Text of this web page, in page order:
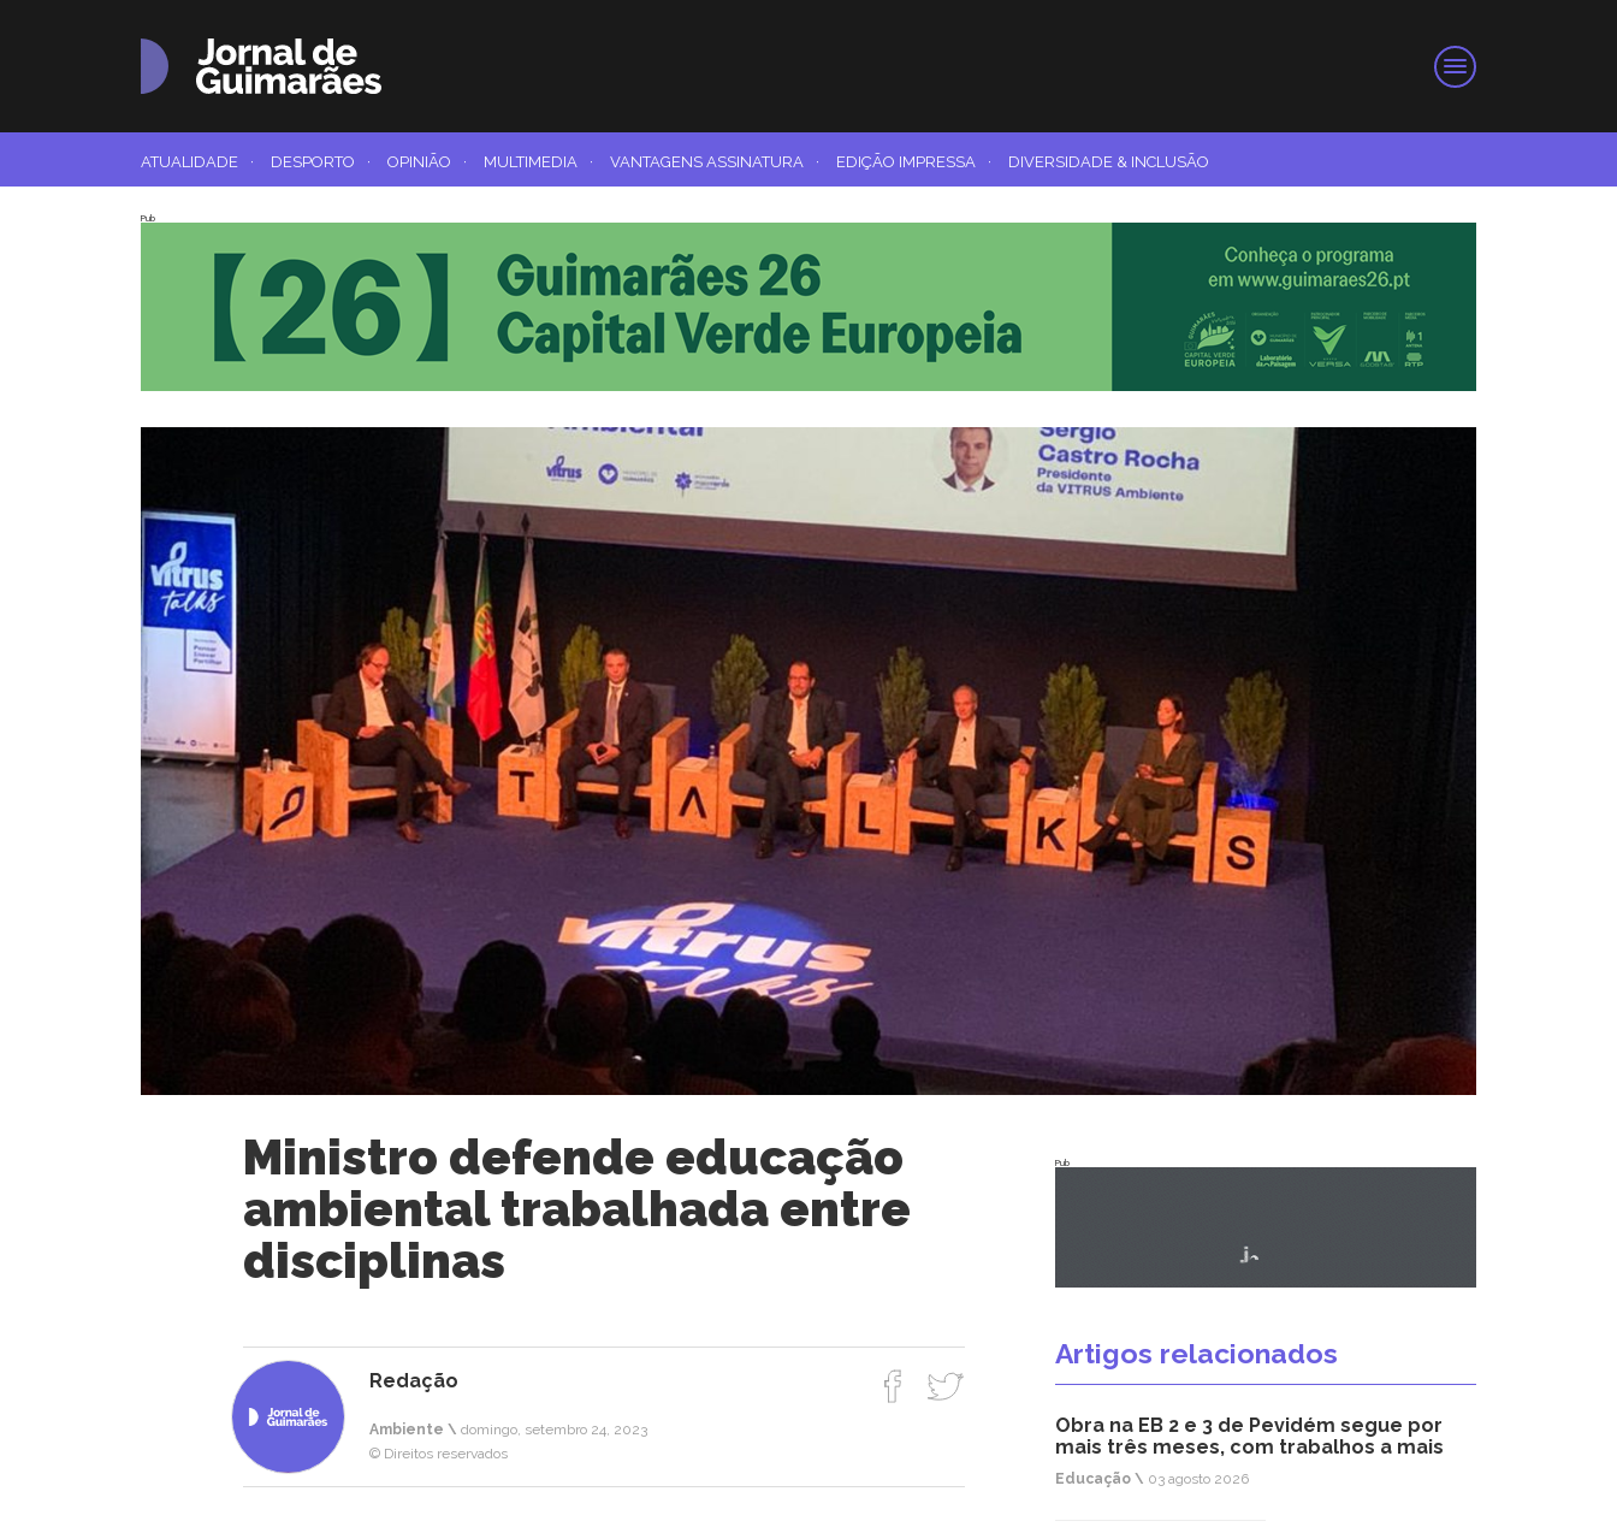
ATUALIDADE · DESPORTO · OPINIÃO · MULTIMEDIA · VANTAGENS ASSINATURA · EDIÇÃO IMPRESSA · DIVERSIDADE & INCLUSÃO
Pub
Ministro defende educação
ambiental trabalhada entre
disciplinas
Redação
Ambiente \ domingo, setembro 24, 2023
© Direitos reservados
Pub
Artigos relacionados
Obra na EB 2 e 3 de Pevidém segue por
mais três meses, com trabalhos a mais
Educação \ 03 agosto 2026